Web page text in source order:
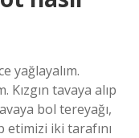
yağlayalım.
tavaya alıp
bol tereyağı,
etimizi iki tarafını